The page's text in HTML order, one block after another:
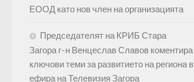
ЕООД като нов член на организацията
Председателят на КРИБ Стара
Загора г-н Венцеслав Славов коментира
ключови теми за развитието на региона в
ефира на Телевизия Загора